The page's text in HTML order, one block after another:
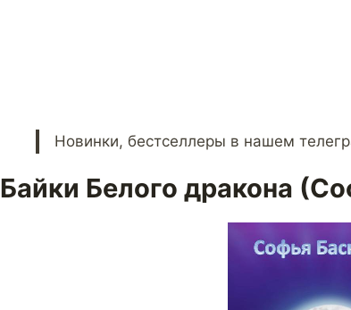
Новинки, бестселлеры в нашем
Байки Белого дракона